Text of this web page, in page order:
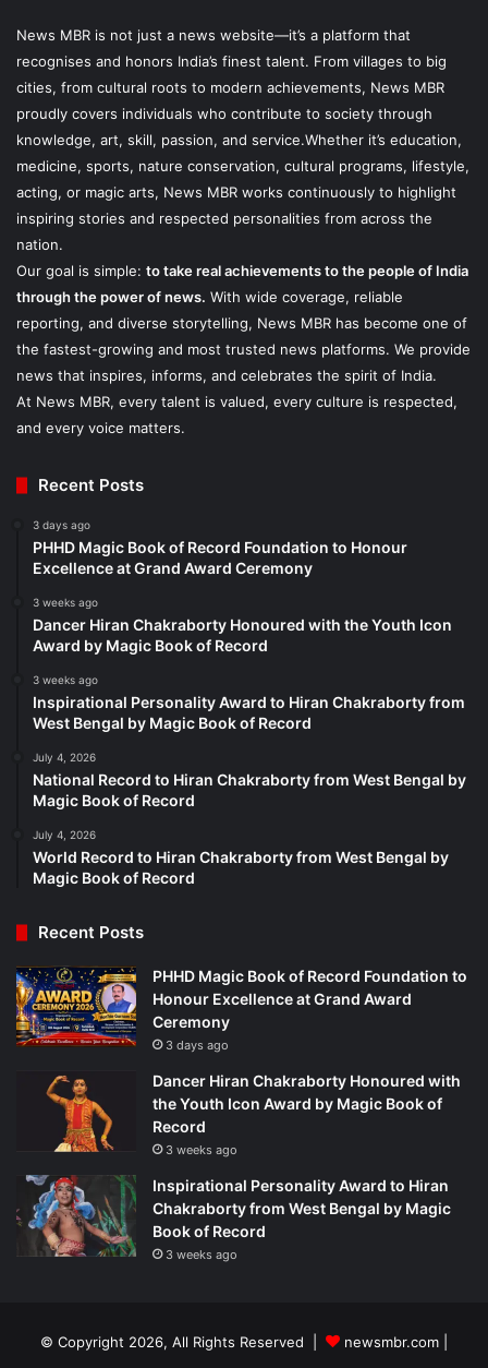
News MBR is not just a news website—it’s a platform that
recognises and honors India’s finest talent. From villages to big
cities, from cultural roots to modern achievements, News MBR
proudly covers individuals who contribute to society through
knowledge, art, skill, passion, and service.Whether it’s education,
medicine, sports, nature conservation, cultural programs, lifestyle,
acting, or magic arts, News MBR works continuously to highlight
inspiring stories and respected personalities from across the
nation.
Our goal is simple: to take real achievements to the people of India
through the power of news. With wide coverage, reliable
reporting, and diverse storytelling, News MBR has become one of
the fastest-growing and most trusted news platforms. We provide
news that inspires, informs, and celebrates the spirit of India.
At News MBR, every talent is valued, every culture is respected,
and every voice matters.
Recent Posts
3 days ago
PHHD Magic Book of Record Foundation to Honour
Excellence at Grand Award Ceremony
3 weeks ago
Dancer Hiran Chakraborty Honoured with the Youth Icon
Award by Magic Book of Record
3 weeks ago
Inspirational Personality Award to Hiran Chakraborty from
West Bengal by Magic Book of Record
July 4, 2026
National Record to Hiran Chakraborty from West Bengal by
Magic Book of Record
July 4, 2026
World Record to Hiran Chakraborty from West Bengal by
Magic Book of Record
Recent Posts
PHHD Magic Book of Record Foundation to
Honour Excellence at Grand Award
Ceremony
3 days ago
Dancer Hiran Chakraborty Honoured with
the Youth Icon Award by Magic Book of
Record
3 weeks ago
Inspirational Personality Award to Hiran
Chakraborty from West Bengal by Magic
Book of Record
3 weeks ago
© Copyright 2026, All Rights Reserved | newsmbr.com |